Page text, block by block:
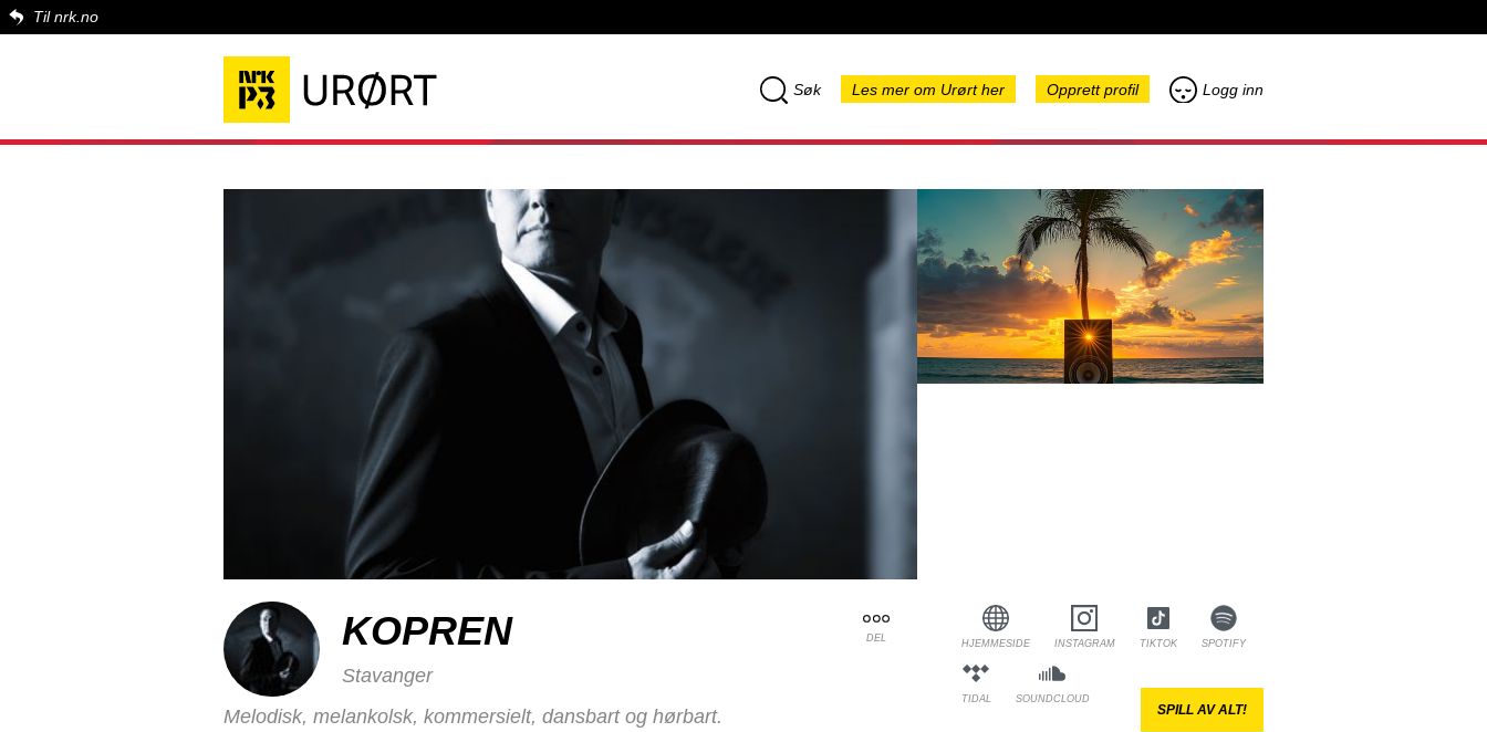
Til nrk.no
Søk Les mer om Urørt her Opprett profil Logg inn
DEL
KOPREN
Stavanger
Melodisk, melankolsk, kommersielt, dansbart og hørbart.
HJEMMESIDE INSTAGRAM TIKTOK SPOTIFY
TIDAL SOUNDCLOUD
SPILL AV ALT!